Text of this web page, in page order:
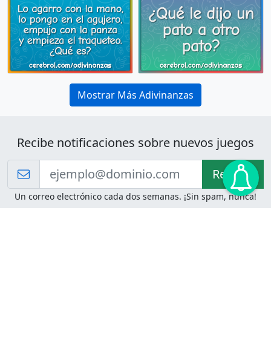
Mostrar Más Adivinanzas
Recibe notificaciones sobre nuevos juegos
Recibir!
Un correo electrónico cada dos semanas. ¡Sin spam, nunca!